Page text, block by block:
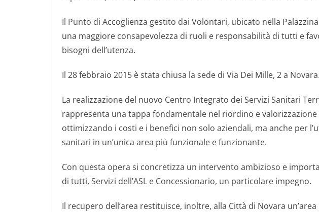
Il Punto di Accoglienza gestito dai Volontari, ubicato nella
una maggiore consapevolezza di ruoli e responsabilità di tutti e
bisogni dell’utenza.
Il 28 febbraio 2015 è stata chiusa la sede di Via Dei Mille, 2 a Novara.
La realizzazione del nuovo Centro Integrato dei Servizi Sanitari
rappresenta una tappa fondamentale nel riordino e
ottimizzando i costi e i benefici non solo aziendali, ma anche per
sanitari in un’unica area più funzionale e funzionante.
Con questa opera si concretizza un intervento ambizioso e
di tutti, Servizi dell’ASL e Concessionario, un particolare impegno.
Il recupero dell’area restituisce, inoltre, alla Città di Novara